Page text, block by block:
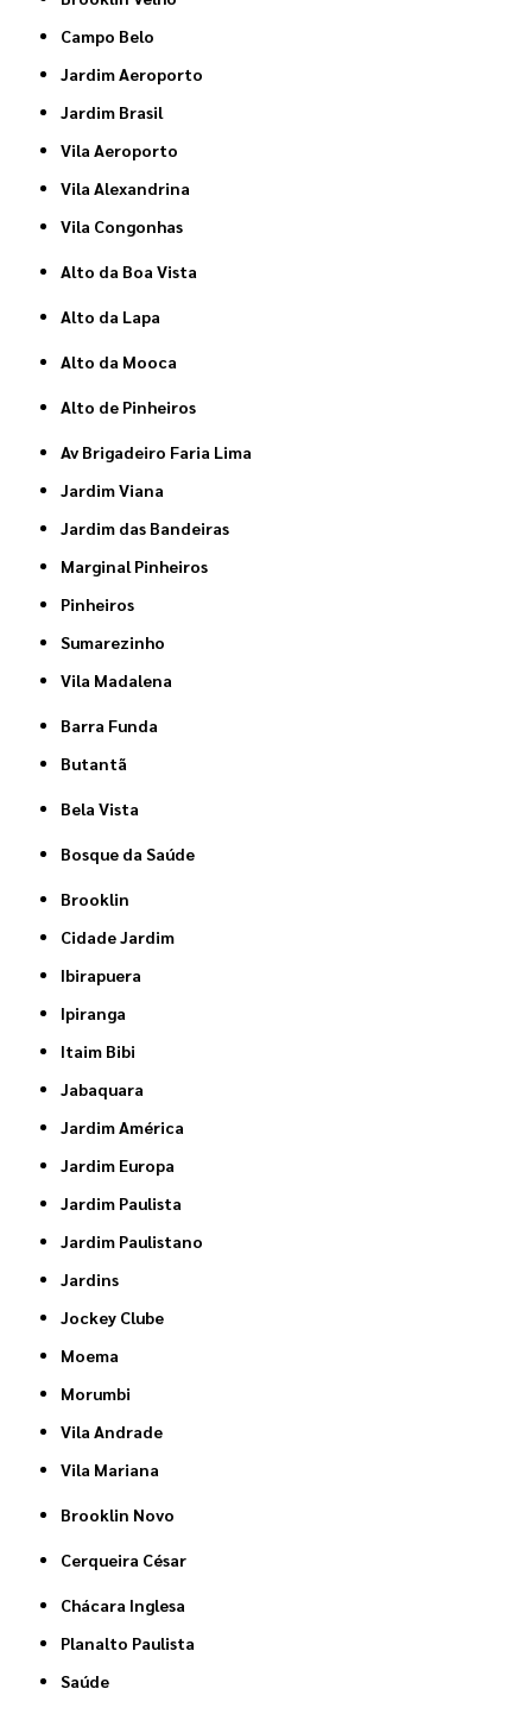
Campo Belo
Jardim Aeroporto
Jardim Brasil
Vila Aeroporto
Vila Alexandrina
Vila Congonhas
Alto da Boa Vista
Alto da Lapa
Alto da Mooca
Alto de Pinheiros
Av Brigadeiro Faria Lima
Jardim Viana
Jardim das Bandeiras
Marginal Pinheiros
Pinheiros
Sumarezinho
Vila Madalena
Barra Funda
Butantã
Bela Vista
Bosque da Saúde
Brooklin
Cidade Jardim
Ibirapuera
Ipiranga
Itaim Bibi
Jabaquara
Jardim América
Jardim Europa
Jardim Paulista
Jardim Paulistano
Jardins
Jockey Clube
Moema
Morumbi
Vila Andrade
Vila Mariana
Brooklin Novo
Cerqueira César
Chácara Inglesa
Planalto Paulista
Saúde